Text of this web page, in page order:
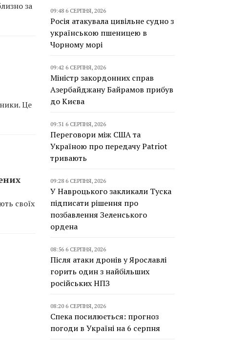
за
Це
своїх
09:48 6 СЕРПНЯ, 2026
Росія атакувала цивільне судно з
українською пшеницею в
Чорному морі
09:42 6 СЕРПНЯ, 2026
Міністр закордонних справ
Азербайджану Байрамов прибув
до Києва
09:31 6 СЕРПНЯ, 2026
Переговори між США та
Україною про передачу Patriot
тривають
09:28 6 СЕРПНЯ, 2026
У Навроцького закликали Туска
підписати рішення про
позбавлення Зеленського
ордена
08:56 6 СЕРПНЯ, 2026
Після атаки дронів у Ярославлі
горить один з найбільших
російських НПЗ
08:20 6 СЕРПНЯ, 2026
Спека посилюється: прогноз
погоди в Україні на 6 серпня